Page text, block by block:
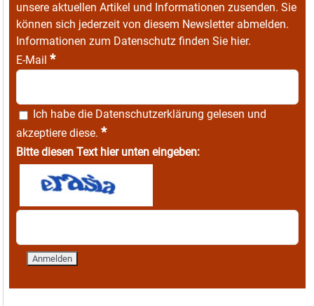
unsere aktuellen Artikel und Informationen zusenden. Sie
können sich jederzeit von diesem Newsletter abmelden.
Informationen zum Datenschutz finden Sie hier.
E-Mail *
Ich habe die Datenschutzerklärung gelesen und
akzeptiere diese. *
Bitte diesen Text hier unten eingeben: